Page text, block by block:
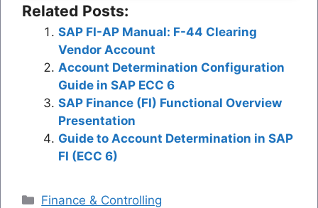
Related Posts:
SAP FI-AP Manual: F-44 Clearing
Vendor Account
Account Determination Configuration
Guide in SAP ECC 6
SAP Finance (FI) Functional Overview
Presentation
Guide to Account Determination in SAP
FI (ECC 6)
Categories
Finance & Controlling